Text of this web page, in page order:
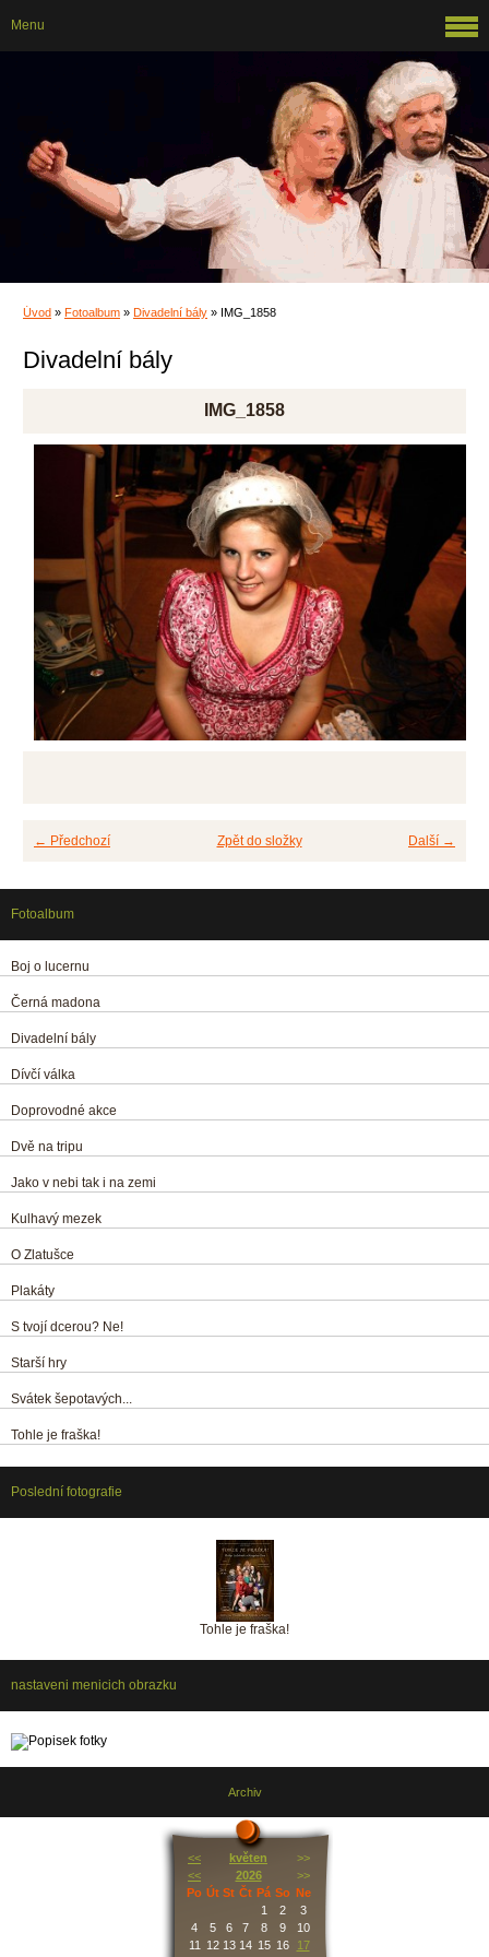
Úvod » Fotoalbum » Divadelní bály » IMG_1858
Divadelní bály
IMG_1858
← Předchozí Další →
Zpět do složky
Menu
Fotoalbum
Boj o lucernu
Černá madona
Divadelní bály
Dívčí válka
Doprovodné akce
Dvě na tripu
Jako v nebi tak i na zemi
Kulhavý mezek
O Zlatušce
Plakáty
S tvojí dcerou? Ne!
Starší hry
Svátek šepotavých...
Tohle je fraška!
Poslední fotografie
Tohle je fraška!
nastaveni menicich obrazku
Archiv
<< květen
>>
<<
2026
>>
Po Út St Čt Pá So Ne
1
2
3
4
5 6 7 8 9
10
11
12 13 14 15 16
17